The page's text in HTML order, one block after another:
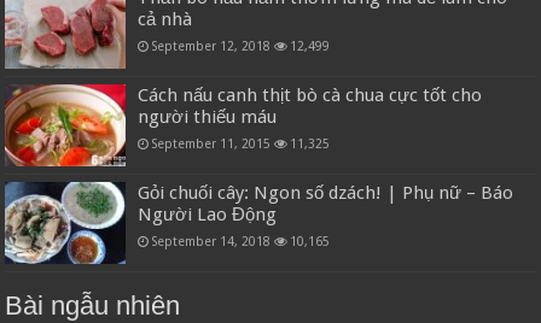
cả nhà
September 12, 2018 12,499
Cách nấu canh thịt bò cà chua cực tốt cho
người thiếu máu
September 11, 2015 11,325
Gỏi chuối cây: Ngon số dzách! | Phụ nữ – Báo
Người Lao Động
September 14, 2018 10,165
Bài ngẫu nhiên